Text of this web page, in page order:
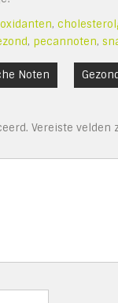
,
, pecannoten,
Noten
Vereiste velden